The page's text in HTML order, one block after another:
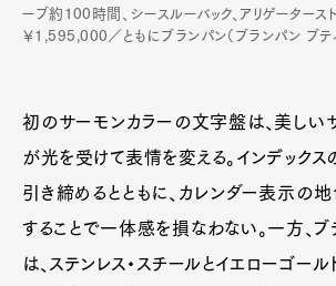
ーブ約100時間、シースルーバック、アリゲータース
￥1,595,000／ともにブランパン（ブランパン ブテ
初のサーモンカラーの文字盤は、美しい
が光を受けて表情を変える。インデックス
引き締めるとともに、カレンダー表示の
することで一体感を損なわない。一方、ブ
は、ステンレス・スチールとイエローゴー